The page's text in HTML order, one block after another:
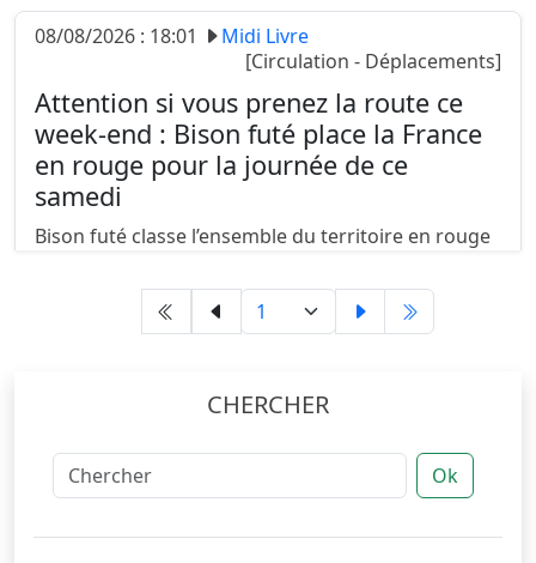
08/08/2026 : 18:01
Midi Livre
[Circulation - Déplacements]
Attention si vous prenez la route ce
week-end : Bison futé place la France
en rouge pour la journée de ce
samedi
Bison futé classe l’ensemble du territoire en rouge
des départs comme des retours. Le trafic restera
très dense tout au long du week-end, notamment
CHERCHER
Ok